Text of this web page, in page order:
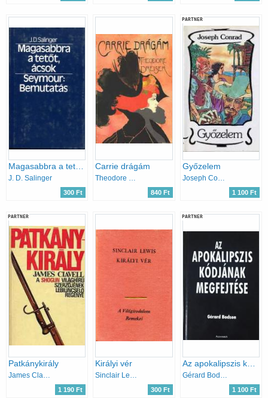
J. D. Salinger
300 Ft
Carrie drágám
Theodore Dreiser
840 Ft
PARTNER
Győzelem
Joseph Conrad
1 100 Ft
PARTNER
Patkánykirály
1 190 Ft
Királyi vér
300 Ft
PARTNER
Az apokalipszis kódjának megfejtése
1 100 Ft